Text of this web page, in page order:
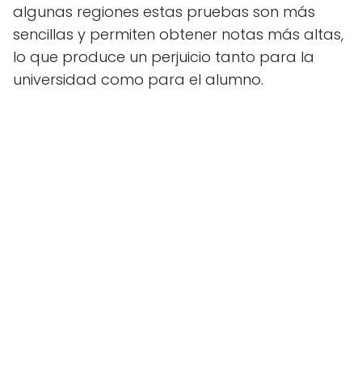
algunas regiones estas pruebas son más
sencillas y permiten obtener notas más altas,
lo que produce un perjuicio tanto para la
universidad como para el alumno.